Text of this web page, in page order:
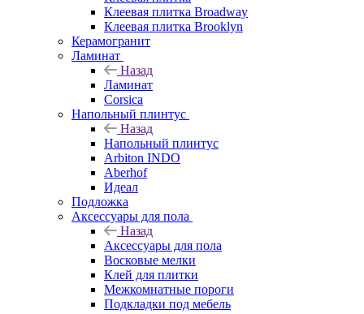
Клеевая плитка Broadway
Клеевая плитка Brooklyn
Керамогранит
Ламинат
Назад
Ламинат
Corsica
Напольный плинтус
Назад
Напольный плинтус
Arbiton INDO
Aberhof
Идеал
Подложка
Аксессуары для пола
Назад
Аксессуары для пола
Восковые мелки
Клей для плитки
Межкомнатные пороги
Подкладки под мебель